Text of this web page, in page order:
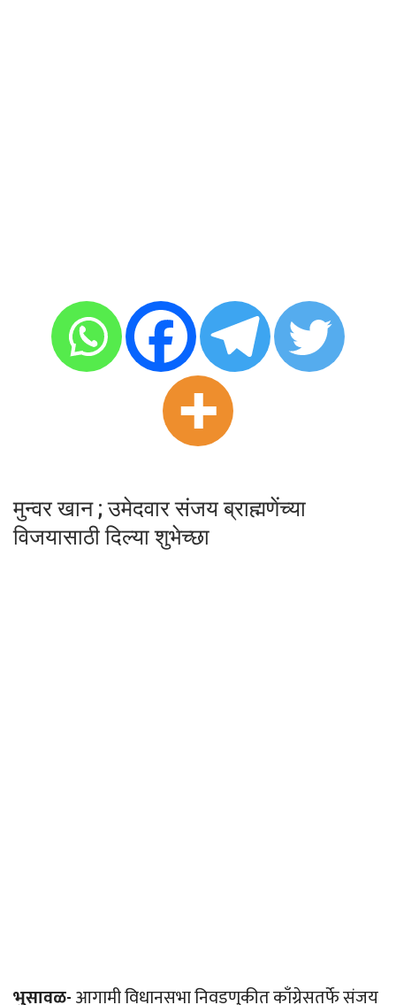
मुन्वर खान ; उमेदवार संजय ब्राह्मणेंच्या
विजयासाठी दिल्या शुभेच्छा
भुसावळ-आगामी विधानसभा निवडणुकीत काँग्रेसतर्फे संजय